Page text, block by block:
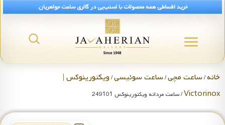
خرید اقساطی همه محصولات با اسنپ‌پی در گالری ساعت جواهریان.
خانه/ساعت مچی/ساعت سوئیسی/ویکتورینوکس |
Victorinox/ ساعت مردانه ویکتورینوکس 249101